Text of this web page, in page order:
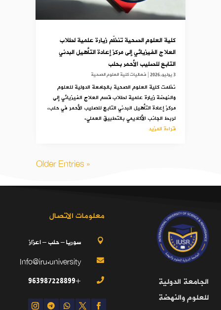
كلية العلوم الصحية تنظّم زيارة علمية لطلاب
العلاج الفيزيائي إلى مركز إعادة التأهيل البدني
التابع للصليب الأحمر بحلب
3 يوليو,2026 |فعاليات كلية العلوم الصحية
نظمت كلية العلوم الصحية بالجامعة الدولية للعلوم
والنهضة زيارة علمية لطلاب قسم العلاج الفيزيائي إلى
مركز إعادة التأهيل البدني التابع للصليب الأحمر في حلب،
لربط الجانب الأكاديمي بالتطبيق العملي.
قراءة المزيد
« Older Entries
الجامعة الدولية
للعلوم والنهضة
معلومات الاتصال
 سوريا – حلب – اعزاز

Info@iru.university

+963987228899